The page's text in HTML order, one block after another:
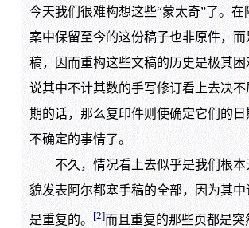
今天我们很难构想这些“蒙太奇”了。在
案中保留至今的这份稿子也非原件，而
稿，因而重构这些文稿的历史是极其困
说其中不计其数的手写修订看上去决
期的话，那么复印件则使确定它们的日
不确定的事情了。
不久，情况看上去似乎是我们根本
貌发表阿尔都塞手稿的全部，因为其
是重复的。 [2]而且重复的那些页都是突